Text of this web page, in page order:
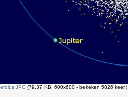
(79.37 KB, 600x600 - bekeken 5826 keer.)